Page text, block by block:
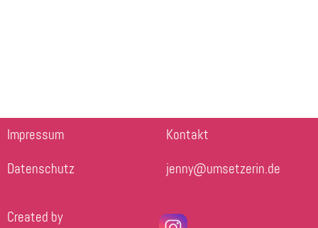
Impressum
Datenschutz
Kontakt
jenny@umsetzerin.de
Created by